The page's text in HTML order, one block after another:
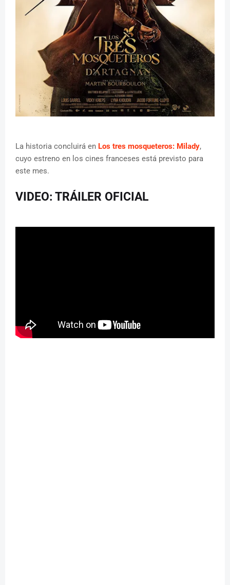
La historia concluirá en Los tres mosqueteros: Milady,
cuyo estreno en los cines franceses está previsto para
este mes.
VIDEO: TRÁILER OFICIAL